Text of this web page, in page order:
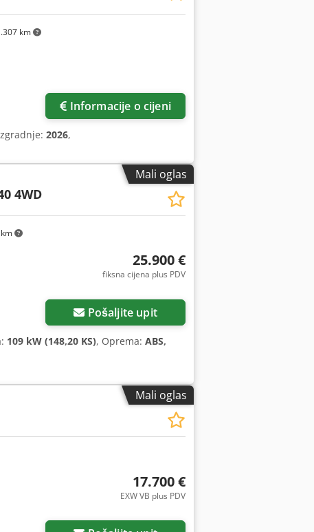
km
Informacije o cijeni
2026,
Mali oglas
4WD
25.900 €
fiksna cijena plus PDV
Pošaljite upit
109 kW (148,20 KS), Oprema: ABS,
Mali oglas
17.700 €
EXW VB plus PDV